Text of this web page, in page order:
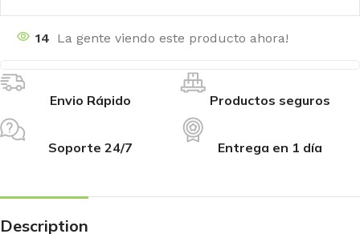
14 La gente viendo este producto ahora!
Envio Rápido Productos seguros
Soporte 24/7 Entrega en 1 día
Description